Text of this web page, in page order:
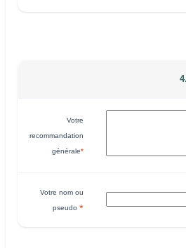
Votre
recommandation
générale*
Votre nom ou
pseudo *